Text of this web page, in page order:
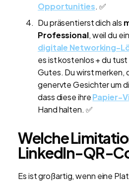
Opportunities. ✅
Du präsentierst dich als
Professional, weil du
digitale Networking-
es ist kostenlos + du
Gutes. Du wirst merken,
genervte Gesichter um
dass diese ihrePapier-
Hand halten. ✅
Welche
LinkedIn-QR-
Es ist großartig, wenn eine